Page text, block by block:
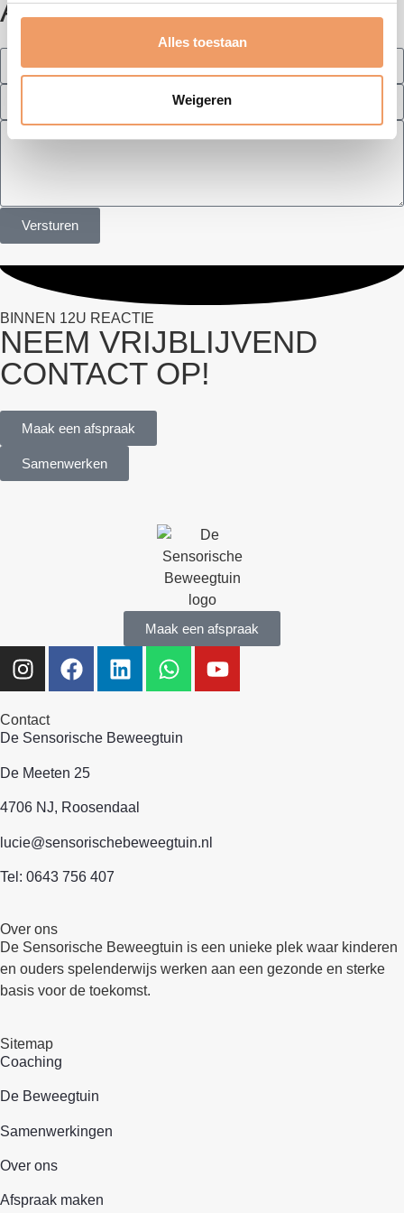
Alles toestaan
Weigeren
ACHTER
Versturen
BINNEN 12U REACTIE
NEEM VRIJBLIJVEND
CONTACT OP!
Maak een afspraak
Samenwerken
Maak een afspraak
Contact
De Sensorische Beweegtuin
De Meeten 25
4706 NJ, Roosendaal
lucie@sensorischebeweegtuin.nl
Tel: 0643 756 407
Over ons
De Sensorische Beweegtuin is een unieke plek waar kinderen
en ouders spelenderwijs werken aan een gezonde en sterke
basis voor de toekomst.
Sitemap
Coaching
De Beweegtuin
Samenwerkingen
Over ons
Afspraak maken